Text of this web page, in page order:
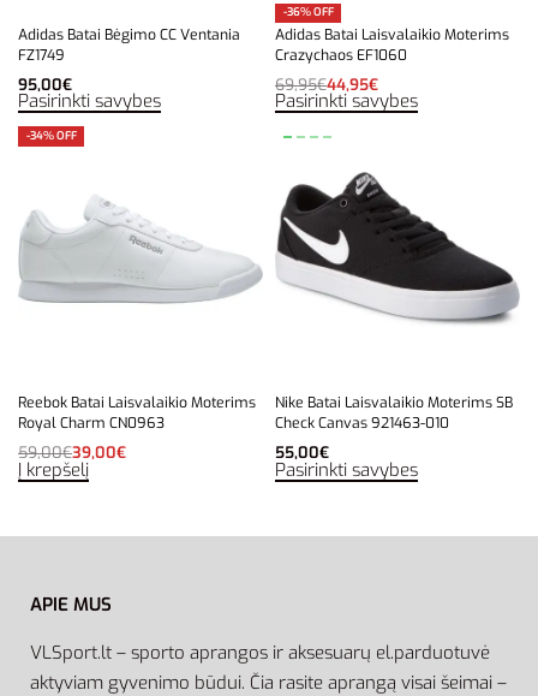
Adidas Batai Bėgimo CC Ventania
FZ1749
95,00€
Pasirinkti savybes
-36% OFF
Adidas Batai Laisvalaikio Moterims
Crazychaos EF1060
69,95€44,95€
Pasirinkti savybes
-34% OFF
Reebok Batai Laisvalaikio Moterims
Royal Charm CN0963
59,00€39,00€
Į krepšelį
Nike Batai Laisvalaikio Moterims SB
Check Canvas 921463-010
55,00€
Pasirinkti savybes
APIE MUS
VLSport.lt – sporto aprangos ir aksesuarų el.parduotuvė
aktyviam gyvenimo būdui. Čia rasite aprangą visai šeimai –